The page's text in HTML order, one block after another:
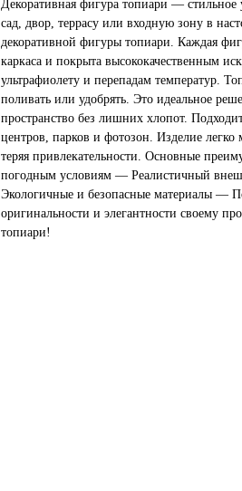
Декоративная фигура топиари —
сад, двор, террасу или входную зону в
декоративной фигуры топиари. Каждая
каркаса и покрыта высококачественным
ультрафиолету и перепадам температур.
поливать или удобрять. Это идеальное
пространство без лишних хлопот.
центров, парков и фотозон. Изделие
теряя привлекательности. Основные
погодным условиям — Реалистичный
Экологичные и безопасные материалы —
оригинальности и элегантности своему
топиари!